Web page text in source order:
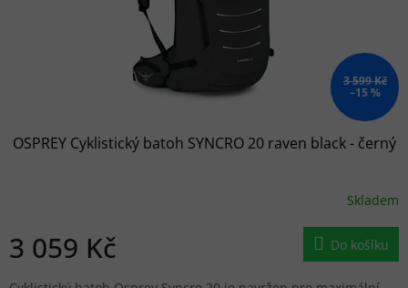
3 599 Kč
–15 %
OSPREY Cyklistický batoh SYNCRO 20 raven black - černý
Skladem
3 059 Kč Do košíku